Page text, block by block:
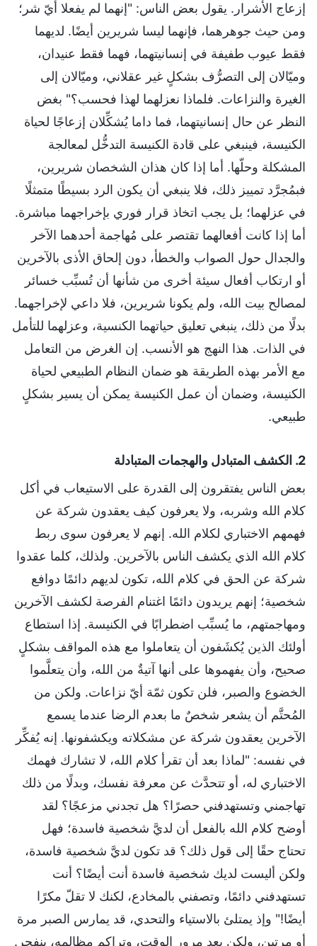
إزعاج الأشرار. يقول بعض الناس: "إنهما لم يفعلا أيّ شر؛
ومن حيث جوهرهما، فإنهما ليسا شريرين أيضًا. لديهما
فقط عيوب طفيفة في إنسانيتهما، فهما فقط عنيدان،
وميّالان إلى التصرُّف بشكلٍ غير عقلاني، وميّالان إلى
الغيرة والنزاعات. فلماذا نعزلهما لهذا فحسب؟" بغض
النظر عن حال إنسانيتهما، فما داما يُشكِّلان إزعاجًا لحياة
الكنيسة، فينبغي على قادة الكنيسة التدخُّل لمعالجة
المشكلة وحلّها. أما إذا كان هذان الشخصان شريرين،
فبمُجرَّد تمييز ذلك، فلا ينبغي أن يكون الرد بسيطًا متمثلًا
في عزلهما؛ بل يجب اتخاذ قرار فوري بإخراجهما مباشرة.
أما إذا كانت أفعالهما تقتصر على مُهاجمة أحدهما الآخر
والجدال حول الصواب والخطأ، دون إلحاق الأذى بالآخرين
أو ارتكاب أفعال سيئة أخرى من شأنها أن تُسبِّب خسائر
لمصالح بيت الله، ولم يكونا شريرين، فلا داعي لإخراجهما.
بدلًا من ذلك، ينبغي تعليق حياتهما الكنسية، وعزلهما للتأمل
في الذات. هذا النهج هو الأنسب. إن الغرض من التعامل
مع الأمر بهذه الطريقة هو ضمان النظام الطبيعي لحياة
الكنيسة، وضمان أن عمل الكنيسة يمكن أن يسير بشكلٍ
طبيعي.
2. الكشف المتبادل والهجمات المتبادلة
بعض الناس يفتقرون إلى القدرة على الاستيعاب في أكل
كلام الله وشربه، ولا يعرفون كيف يعقدون شركة عن
فهمهم الاختباري لكلام الله. إنهم لا يعرفون سوى ربط
كلام الله الذي يكشف الناس بالآخرين. ولذلك، كلما عقدوا
شركة عن الحق في كلام الله، تكون لديهم دائمًا دوافع
شخصية؛ إنهم يريدون دائمًا اغتنام الفرصة لكشف الآخرين
ومهاجمتهم، ما يُسبِّب اضطرابًا في الكنيسة. إذا استطاع
أولئك الذين يُكشَفون أن يتعاملوا مع هذه المواقف بشكلٍ
صحيح، وأن يفهموها على أنها آتيةٌ من الله، وأن يتعلَّموا
الخضوع والصبر، فلن تكون ثمّة أيّ نزاعات. ولكن من
المُحتَّم أن يشعر شخصٌ ما بعدم الرضا عندما يسمع
الآخرين يعقدون شركة عن مشكلاته ويكشفونها. إنه يُفكِّر
في نفسه: "لماذا بعد أن تقرأ كلام الله، لا تشارك فهمك
الاختباري له، أو تتحدَّث عن معرفة نفسك، وبدلًا من ذلك
تهاجمني وتستهدفني حصرًا؟ هل تجدني مزعجًا؟ لقد
أوضح كلام الله بالفعل أن لديَّ شخصية فاسدة؛ فهل
تحتاج حقًا إلى قول ذلك؟ قد تكون لديَّ شخصية فاسدة،
ولكن أليست لديك شخصية فاسدة أنت أيضًا؟ أنت
تستهدفني دائمًا، وتصفني بالمخادع، لكنك لا تقلّ مكرًا
أيضًا!" وإذ يمتلئ بالاستياء والتحدي، قد يمارس الصبر مرة
أو مرتين، ولكن بعد مرور الوقت، وتراكم مظالمه، ينفجر.